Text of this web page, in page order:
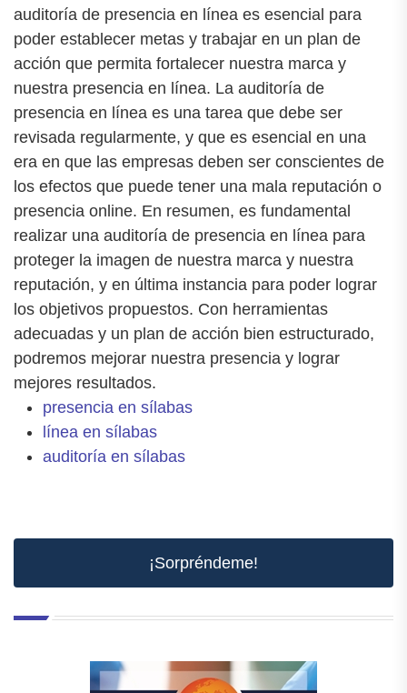
auditoría de presencia en línea es esencial para
poder establecer metas y trabajar en un plan de
acción que permita fortalecer nuestra marca y
nuestra presencia en línea. La auditoría de
presencia en línea es una tarea que debe ser
revisada regularmente, y que es esencial en una
era en que las empresas deben ser conscientes de
los efectos que puede tener una mala reputación o
presencia online. En resumen, es fundamental
realizar una auditoría de presencia en línea para
proteger la imagen de nuestra marca y nuestra
reputación, y en última instancia para poder lograr
los objetivos propuestos. Con herramientas
adecuadas y un plan de acción bien estructurado,
podremos mejorar nuestra presencia y lograr
mejores resultados.
presencia en sílabas
línea en sílabas
auditoría en sílabas
¡Sorpréndeme!